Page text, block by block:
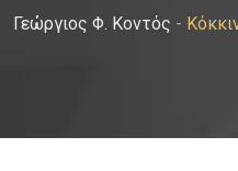
Γεώργιος Φ. Κοντός -